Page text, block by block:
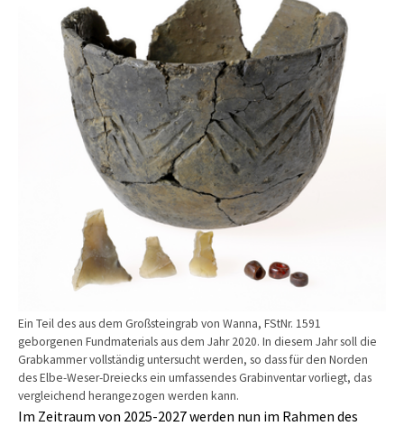
Ein Teil des aus dem Großsteingrab von Wanna, FStNr. 1591
geborgenen Fundmaterials aus dem Jahr 2020. In diesem Jahr soll die
Grabkammer vollständig untersucht werden, so dass für den Norden
des Elbe-Weser-Dreiecks ein umfassendes Grabinventar vorliegt, das
vergleichend herangezogen werden kann.
Im Zeitraum von 2025-2027 werden nun im Rahmen des